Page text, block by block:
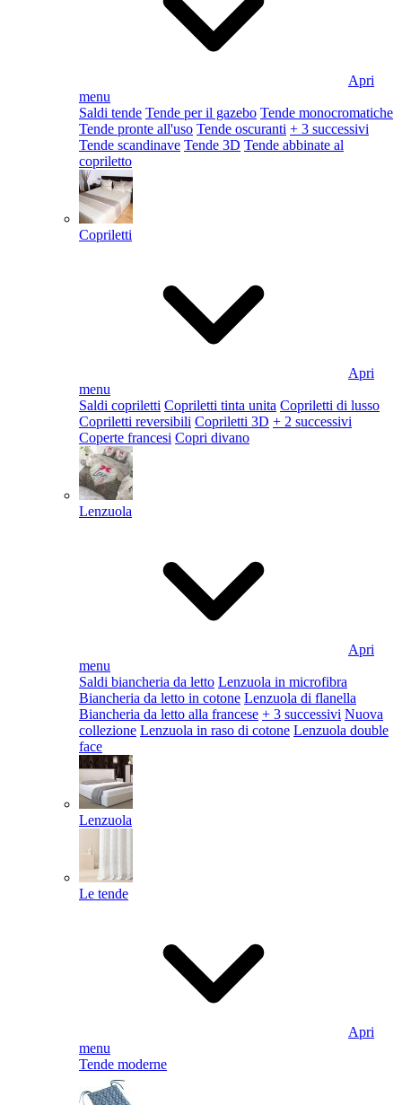
Apri
menu
Saldi tende Tende per il gazebo Tende monocromatiche
Tende pronte all'uso Tende oscuranti + 3 successivi
Tende scandinave Tende 3D Tende abbinate al
copriletto
Copriletti
Apri
menu
Saldi copriletti Copriletti tinta unita Copriletti di lusso
Copriletti reversibili Copriletti 3D + 2 successivi
Coperte francesi Copri divano
Lenzuola
Apri
menu
Saldi biancheria da letto Lenzuola in microfibra
Biancheria da letto in cotone Lenzuola di flanella
Biancheria da letto alla francese + 3 successivi Nuova
collezione Lenzuola in raso di cotone Lenzuola double
face
Lenzuola
Le tende
Apri
menu
Tende moderne